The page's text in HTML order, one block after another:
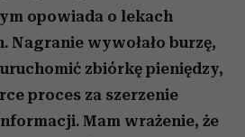
opowiada o lekach
Nagranie wywołało burzę,
zbiórkę pieniędzy,
proces za szerzenie
Mam wrażenie, że